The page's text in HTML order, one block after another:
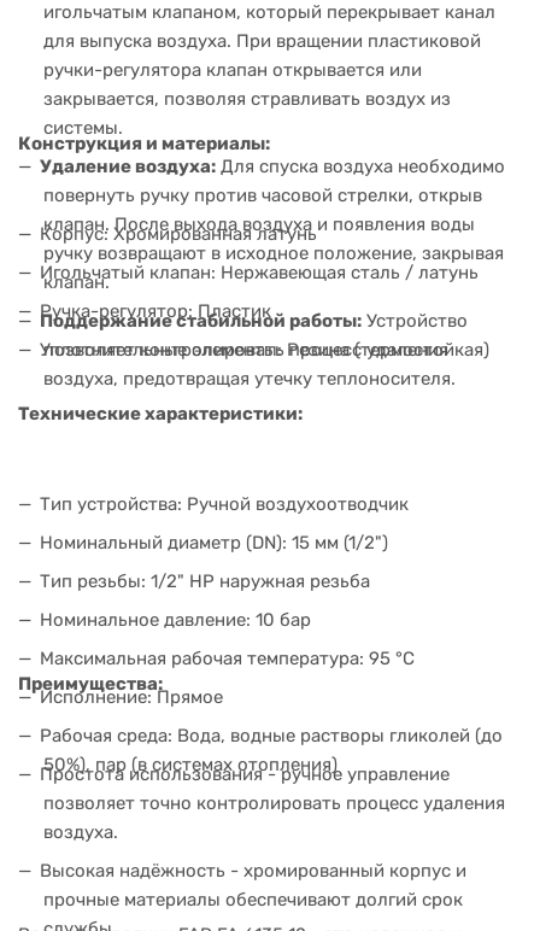
игольчатым клапаном, который перекрывает канал
для выпуска воздуха. При вращении пластиковой
ручки-регулятора клапан открывается или
закрывается, позволяя стравливать воздух из
системы.
Удаление воздуха: Для спуска воздуха необходимо
повернуть ручку против часовой стрелки, открыв
клапан. После выхода воздуха и появления воды
ручку возвращают в исходное положение, закрывая
клапан.
Поддержание стабильной работы: Устройство
позволяет контролировать процесс удаления
воздуха, предотвращая утечку теплоносителя.
Конструкция и материалы:
Корпус: Хромированная латунь
Игольчатый клапан: Нержавеющая сталь / латунь
Ручка-регулятор: Пластик
Уплотнительные элементы: Резина (термостойкая)
Технические характеристики:
Тип устройства: Ручной воздухоотводчик
Номинальный диаметр (DN): 15 мм (1/2")
Тип резьбы: 1/2" НР наружная резьба
Номинальное давление: 10 бар
Максимальная рабочая температура: 95 °C
Исполнение: Прямое
Рабочая среда: Вода, водные растворы гликолей (до
50%), пар (в системах отопления)
Преимущества:
Простота использования - ручное управление
позволяет точно контролировать процесс удаления
воздуха.
Высокая надёжность - хромированный корпус и
прочные материалы обеспечивают долгий срок